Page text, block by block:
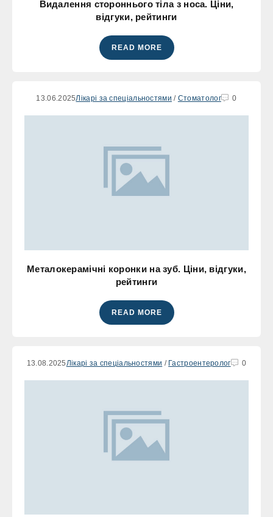
Видалення стороннього тіла з носа. Ціни,
відгуки, рейтинги
READ MORE
13.06.2025Лікарі за спеціальностями / Стоматолог 0
Металокерамічні коронки на зуб. Ціни, відгуки,
рейтинги
READ MORE
13.08.2025 Лікарі за спеціальностями / Гастроентеролог 0